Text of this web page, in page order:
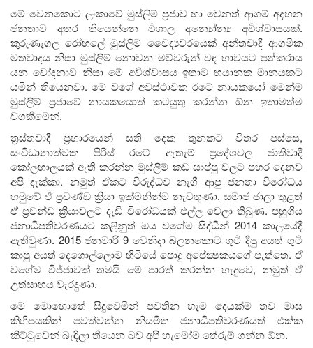
මේ වෙනකොට ලංකාවේ මුස්ලිම් ප්‍රජාව හා වෙනත් ආගම් අදහන
ජනතාව අතර තියෙන්නෙ විශාල අන්‍යෝන්‍ය අවිශ්වාසයක්.
කුරුණෑගල රෝහලේ මුස්ලිම් වෛද්‍යවරයෙක් අන්තවාදී ආගමික
මතවාදය නිසා මුස්ලිම් නොවන මව්වරුන් වඳ භාවයට පත්කරාය
යන චෝදනාව නිසා මේ අවිශ්වාසය ඉතාම භයානක මානයකට
යමින් තියෙනවා. මේ වගේ අවස්ථාවක රටේ නායකයෝ මෙන්ම
මුස්ලිම් ප්‍රජාවේ නායකයොත් කටයුතු කරන්න ඕන ඉතාමත්ම
වගකීමෙන්.
ත්‍රස්තවාදී ප්‍රහාරයෙන් සති දෙක තුනකට විතර පස්සෙ,
සංවිධානාත්මක පිරිස් රටේ ඇතැම් ප්‍රදේශවල ජාතිවාදී
කෝලහාලයක් ඇති කරන්න මුස්ලිම් කඩ සාප්පු වලට පහර දෙනව
අපි දැක්කා. නමුත් ඒකට විරුද්ධව නැගී ආපු ජනතා විරෝධය
හමුවේ ඒ ප්‍රචණ්ඩ ක්‍රියා ඉක්මනින්ම නැවතුණා. සමාජ ජාලා තුළත්
ඒ ප්‍රචන්ඩ ක්‍රියාවලට දැඩි විරෝධයක් එල්ල වෙලා තිබුණ. පහුගිය
ජනාධිපතිවරණයට කළිනුත් ඔය වගේම සිද්ධීන් 2014 කාලයේදී
ඇතිවුණා. 2015 ජනවාරි 9 වෙනිදා බලනකොට ගුටි දීපු අයත් ගුටි
කාපු අයත් දෙගොල්ලොම හිටියේ පොදු අපේක්‍ෂකයගේ පැත්තෙ. ඒ
වගේම විජ්ජාවක් තමයි මේ පාරත් කරන්න හැදුවෙ, නමුත් ඒ
උත්සාහය වැරදුණා.
මේ මොහොතේ සිදුවෙමින් පවතින හැම දෙයක්ම තව මාස
කිහිපයකින් පවත්වන්න නියමිත ජනාධිපතිවරණයත් එක්ක
කිට්ටුවෙන් බැඳිලා තියෙන බව අපි හැමෝම තේරුම් ගන්න ඕන.